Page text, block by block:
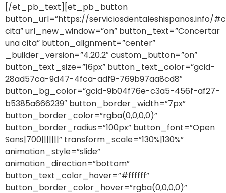
[/et_pb_text][et_pb_button
button_url=”https://serviciosdentaleshispanos.info/
cita” url_new_window=”on” button_text=”Concertar
una cita” button_alignment=”center”
_builder_version=”4.20.2″ custom_button=”on”
button_text_size=”16px” button_text_color=”gcid-
28ad57ca-9d47-4fca-adf9-769b97aa8cd8″
button_bg_color=”gcid-9b04f76e-c3a5-456f-af27-
b5385a666239″ button_border_width=”7px”
button_border_color=”rgba(0,0,0,0)”
button_border_radius=”100px” button_font=”Open
Sans|700|||||||” transform_scale=”130%|130%”
animation_style=”slide”
animation_direction=”bottom”
button_text_color_hover=”#ffffff”
button_border_color_hover=”rgba(0,0,0,0)”